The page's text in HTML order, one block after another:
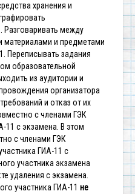
хранения и
Разговаривать между
и предметами
Переписывать задания
образовательной
из аудитории и
организатора
и отказ от их
с членами ГЭК
11 с экзамена. В этом
с членами ГЭК
ГИА-11 с
участника экзамена
удаления с экзамена.
участника ГИА-11 не